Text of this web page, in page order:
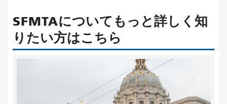
SFMTAについてもっと詳しく知
りたい方はこちら